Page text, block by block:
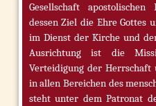
Gesellschaft
dessen Ziel die Ehre Gottes
im Dienst der Kirche und
Ausrichtung ist die
Verteidigung der Herrschaft
in allen Bereichen des
steht unter dem Patronat